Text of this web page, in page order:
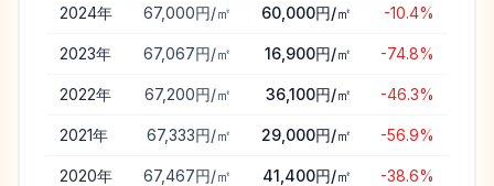
2024年 67,000円/㎡ 60,000円/㎡ -10.4%
2023年 67,067円/㎡ 16,900円/㎡ -74.8%
2022年 67,200円/㎡ 36,100円/㎡ -46.3%
2021年 67,333円/㎡ 29,000円/㎡ -56.9%
2020年 67,467円/㎡ 41,400円/㎡ -38.6%